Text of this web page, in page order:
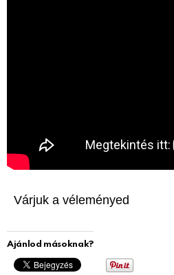
Várjuk a véleményed
Ajánlod másoknak?